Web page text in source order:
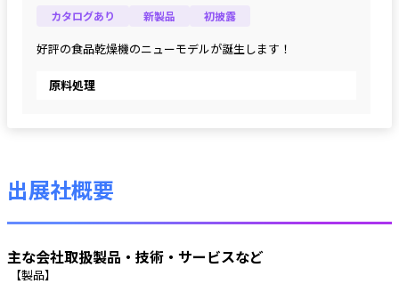
カタログあり 新製品 初披露
好評の食品乾燥機のニューモデルが誕生します！
原料処理
出展社概要
主な会社取扱製品・技術・サービスなど
【製品】